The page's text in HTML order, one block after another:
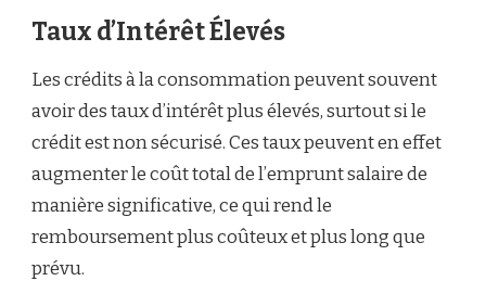
Taux d’Intérêt Élevés
Les crédits à la consommation peuvent souvent
avoir des taux d’intérêt plus élevés, surtout si le
crédit est non sécurisé. Ces taux peuvent en effet
augmenter le coût total de l’emprunt salaire de
manière significative, ce qui rend le
remboursement plus coûteux et plus long que
prévu.